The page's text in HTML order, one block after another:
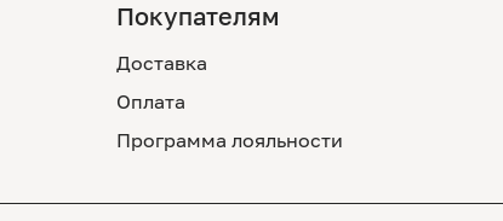
Покупателям
Доставка
Оплата
Программа лояльности